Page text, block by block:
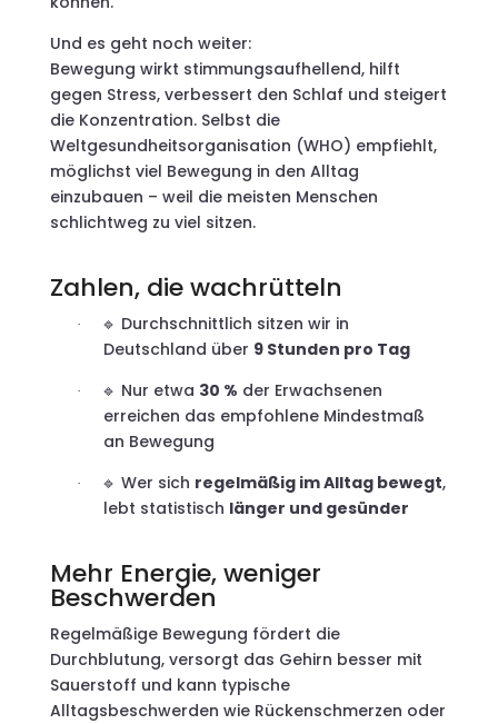
Und es geht noch weiter:
Bewegung wirkt stimmungsaufhellend, hilft
gegen Stress, verbessert den Schlaf und steigert
die Konzentration. Selbst die
Weltgesundheitsorganisation (WHO) empfiehlt,
möglichst viel Bewegung in den Alltag
einzubauen – weil die meisten Menschen
schlichtweg zu viel sitzen.
Zahlen, die wachrütteln
· 🔹 Durchschnittlich sitzen wir in
Deutschland über 9 Stunden pro Tag
· 🔹 Nur etwa 30 % der Erwachsenen
erreichen das empfohlene Mindestmaß
an Bewegung
· 🔹 Wer sich regelmäßig im Alltag bewegt,
lebt statistisch länger und gesünder
Mehr Energie, weniger
Beschwerden
Regelmäßige Bewegung fördert die
Durchblutung, versorgt das Gehirn besser mit
Sauerstoff und kann typische
Alltagsbeschwerden wie Rückenschmerzen oder